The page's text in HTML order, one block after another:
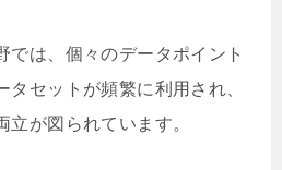
では、個々のデータポイント
タセットが頻繁に利用され、
立が図られています。